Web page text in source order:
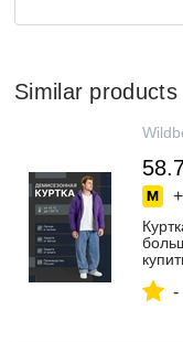
Similar products
-